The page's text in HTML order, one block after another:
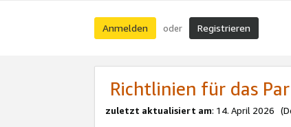
Anmelden oder Registrieren
Richtlinien für das
zuletzt aktualisiert am: 14. April 2026